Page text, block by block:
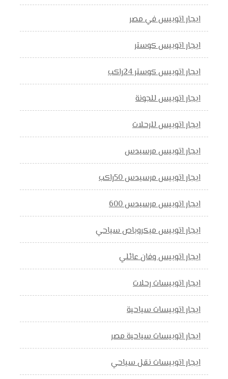
ايجار اتوبيس في مصر
ايجار اتوبيس كوستر
ايجار اتوبيس كوستر 24راكب
ايجار اتوبيس للجونة
ايجار اتوبيس للرحلات
ايجار اتوبيس مرسيدس
ايجار اتوبيس مرسيدس 50راكب
ايجار اتوبيس مرسيدس 600
ايجار اتوبيس ميكروباص سياحي
ايجار اتوبيس وفان عائلي
ايجار اتوبيسات رحلات
ايجار اتوبيسات سياحية
ايجار اتوبيسات سياحية مصر
ايجار اتوبيسات نقل سياحي